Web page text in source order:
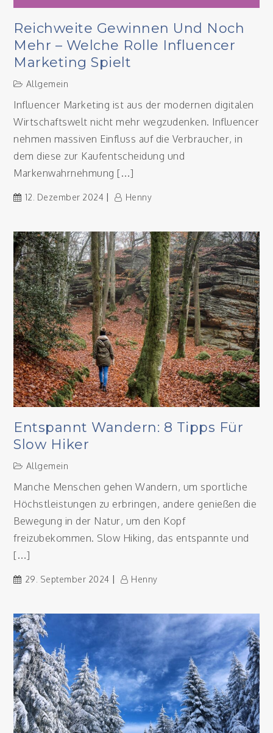
Reichweite Gewinnen Und Noch
Mehr – Welche Rolle Influencer
Marketing Spielt
Allgemein
Influencer Marketing ist aus der modernen digitalen
Wirtschaftswelt nicht mehr wegzudenken. Influencer
nehmen massiven Einfluss auf die Verbraucher, in
dem diese zur Kaufentscheidung und
Markenwahrnehmung […]
12. Dezember 2024 Henny
Entspannt Wandern: 8 Tipps Für
Slow Hiker
Allgemein
Manche Menschen gehen Wandern, um sportliche
Höchstleistungen zu erbringen, andere genießen die
Bewegung in der Natur, um den Kopf
freizubekommen. Slow Hiking, das entspannte und
[…]
29. September 2024 Henny